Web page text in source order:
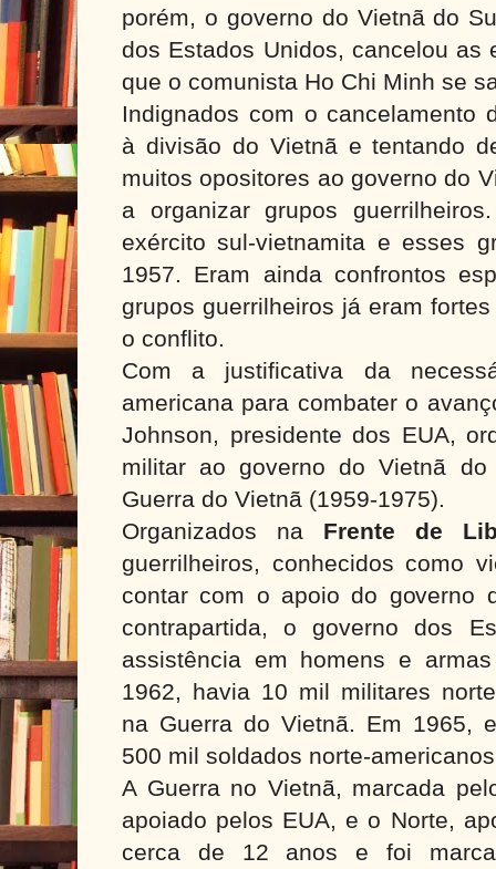
porém, o governo do Vietnã do
dos Estados Unidos, cancelou as
que o comunista Ho Chi Minh se
Indignados com o cancelamento
à divisão do Vietnã e tentando
muitos opositores ao governo do
a organizar grupos
exército sul-vietnamita e esses
1957. Eram ainda confrontos
grupos guerrilheiros já eram
o conflito.
Com a justificativa da
americana para combater o
Johnson, presidente dos EUA,
militar ao governo do Vietnã
Guerra do Vietnã (1959-1975).
Organizados na Frente de
guerrilheiros, conhecidos como
contar com o apoio do governo
contrapartida, o governo dos
assistência em homens e
1962, havia 10 mil militares
na Guerra do Vietnã. Em 1965,
500 mil soldados norte-
A Guerra no Vietnã, marcada
apoiado pelos EUA, e o Norte,
cerca de 12 anos e foi